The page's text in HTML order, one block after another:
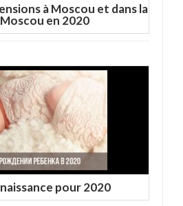
à Moscou et dans la
en 2020
pour 2020